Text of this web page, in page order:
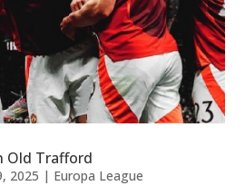
Old Trafford
2025 | Europa League